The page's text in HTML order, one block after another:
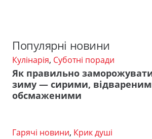
Популярні новини
Кулінарія, Суботні поради
Як правильно
зиму — сирими,
обсмаженими
Гарячі новини, Крик душі